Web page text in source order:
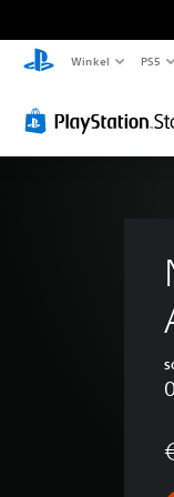
Winkel PS5
G
n
0